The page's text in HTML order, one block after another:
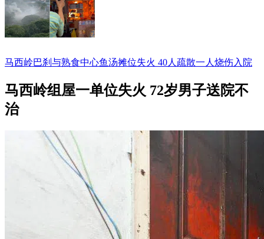
马西岭巴刹与熟食中心鱼汤摊位失火 40人疏散一人烧伤入院
马西岭组屋一单位失火 72岁男子送院不
治